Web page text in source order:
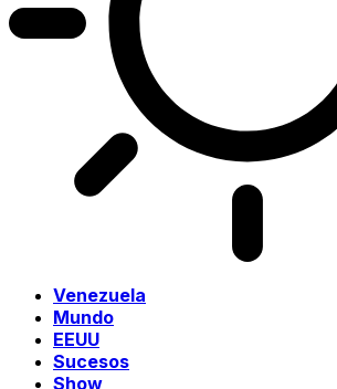
Venezuela
Mundo
EEUU
Sucesos
Show